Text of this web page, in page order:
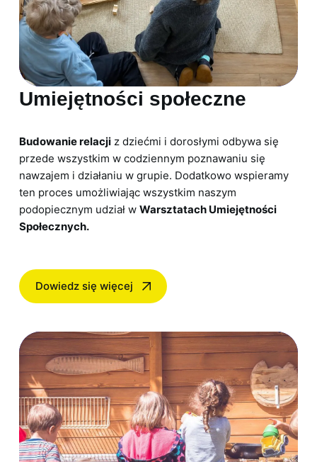
Umiejętności społeczne
Budowanie relacjiz dziećmi i dorosłymi odbywa się
przede wszystkim w codziennym poznawaniu się
nawzajem i działaniu w grupie. Dodatkowo wspieramy
ten proces umożliwiając wszystkim naszym
podopiecznym udział w Warsztatach Umiejętności
Społecznych.
Dowiedz się więcej